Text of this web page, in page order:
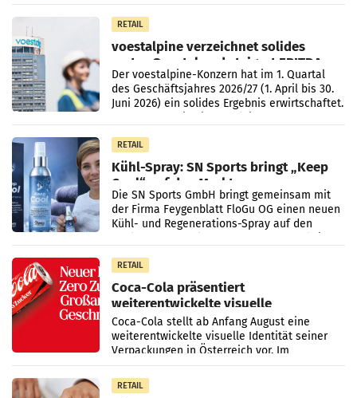
RETAIL
voestalpine verzeichnet solides
erstes Quartal und steigert EBITDA
Der voestalpine-Konzern hat im 1. Quartal
des Geschäftsjahres 2026/27 (1. April bis 30.
Juni 2026) ein solides Ergebnis erwirtschaftet.
RETAIL
Kühl-Spray: SN Sports bringt „Keep
Cool“ auf den Markt
Die SN Sports GmbH bringt gemeinsam mit
der Firma Feygenblatt FloGu OG einen neuen
Kühl- und Regenerations-Spray auf den
RETAIL
Coca-Cola präsentiert
weiterentwickelte visuelle
Markenidentität
Coca-Cola stellt ab Anfang August eine
weiterentwickelte visuelle Identität seiner
Verpackungen in Österreich vor. Im
Mittelpunkt des Redesigns stehen zentrale
Gestaltungselemente
RETAIL